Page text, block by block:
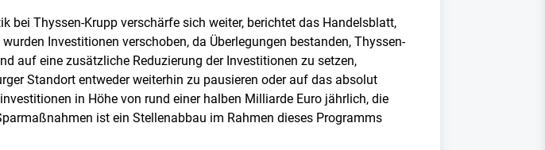
bei Thyssen-Krupp verschärfe sich weiter, berichtet das Handelsblatt,
Investitionen verschoben, da Überlegungen bestanden, Thyssen-
auf eine zusätzliche Reduzierung der Investitionen zu setzen,
Standort entweder weiterhin zu pausieren oder auf das absolut
in Höhe von rund einer halben Milliarde Euro jährlich, die
ist ein Stellenabbau im Rahmen dieses Programms